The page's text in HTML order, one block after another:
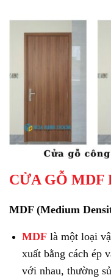
CỬA GỖ MDF
MDF (Medium
MDF là một loại
xuất bằng cách ép
với nhau, thường